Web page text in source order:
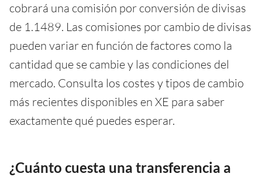
cobrará una comisión por conversión de divisas
de 1.1489. Las comisiones por cambio de divisas
pueden variar en función de factores como la
cantidad que se cambie y las condiciones del
mercado. Consulta los costes y tipos de cambio
más recientes disponibles en XE para saber
exactamente qué puedes esperar.
¿Cuánto cuesta una transferencia a